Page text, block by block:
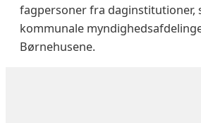
fagpersoner fra daginstitutioner,
kommunale
Børnehusene.